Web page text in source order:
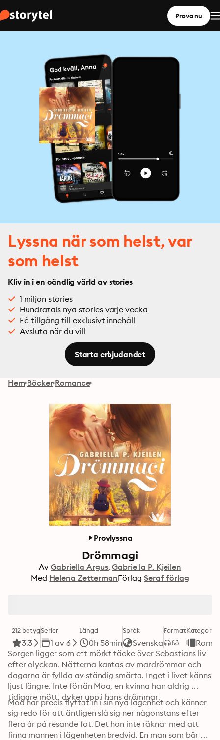
Prova nu
Lyssna när som helst, var
som helst
Kliv in i en oändlig värld av stories
1 miljon stories
Hundratals nya stories varje vecka
Få tillgång till exklusivt innehåll
Avsluta när du vill
Starta erbjudandet
Hem Böcker Romance
Provlyssna
Drömmagi
Av Gabriella Argus Gabriella P. Kjeilen
Med Helena ZettermanFörlag Seraf förlag
212 betyg
3.3
Serier
1 av 6
Längd
0h 58min
Språk
Svenska
FormatKategori
Sorgen ligger som ett mörkt täcke över Sebastians liv
efter olyckan. Nätterna kantas av mardrömmar och
dagarna är fyllda av ständig smärta. Inget i livet känns
ljust längre. Inte förrän Moa, en kvinna han aldrig
tidigare mött, dyker upp i hans drömmar.
Moa har precis flyttat in i sin nya lägenhet och känner
sig redo för att äntligen slå sig ner någonstans efter
flera år på resande fot. Det hon inte räknar med att
finna mannen i lägenheten bredvid. En man som bär på